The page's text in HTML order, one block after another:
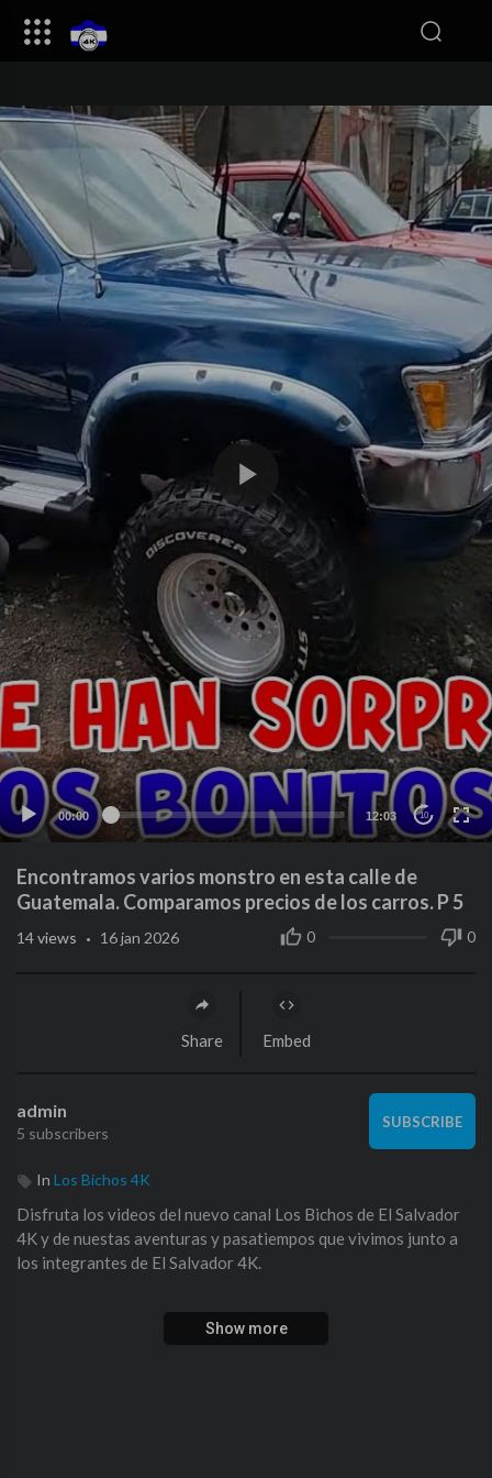
00:00 12:03 10
Encontramos varios monstro en esta calle de
Guatemala. Comparamos precios de los carros. P 5
0 0
14views · 16 jan 2026
Share Embed
admin
5 subscribers
SUBSCRIBE
In Los Bichos 4K
Disfruta los videos del nuevo canal Los Bichos de El Salvador
4K y de nuestas aventuras y pasatiempos que vivimos junto a
los integrantes de El Salvador 4K.
Show more